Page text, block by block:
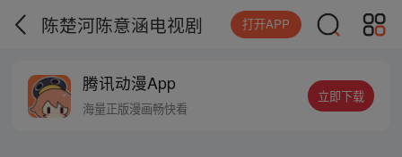
陈楚河陈意涵电视剧 打开APP
腾讯动漫App
海量正版漫画畅快看
立即下载